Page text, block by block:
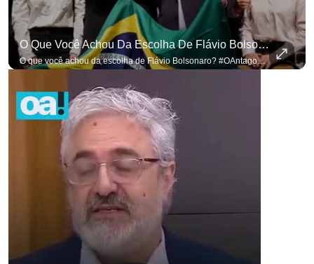
O Que Você Achou Da Escolha De Flávio Bolsonaro? #OAntagonista
O que você achou da escolha de Flávio Bolsonaro? #OAntagonista Se você busca informação com credibilidade, inscreva-se agora e ative o